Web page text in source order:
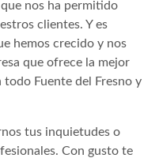
nos ha permitido
clientes. Y es
hemos crecido y nos
que ofrece la mejor
Fuente del Fresno y
tus inquietudes o
Con gusto te